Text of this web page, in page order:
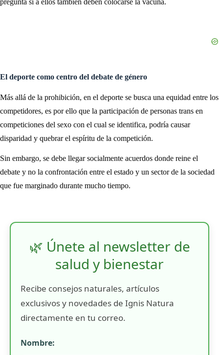
El deporte como centro del debate de género
Más allá de la prohibición, en el deporte se busca una equidad entre los
competidores, es por ello que la participación de personas trans en
competiciones del sexo con el cual se identifica, podría causar
disparidad y quebrar el espíritu de la competición.
Sin embargo, se debe llegar socialmente acuerdos donde reine el
debate y no la confrontación entre el estado y un sector de la sociedad
que fue marginado durante mucho tiempo.
🌿 Únete al newsletter de
salud y bienestar
Recibe consejos naturales, artículos
exclusivos y novedades de Ignis Natura
directamente en tu correo.
Nombre: